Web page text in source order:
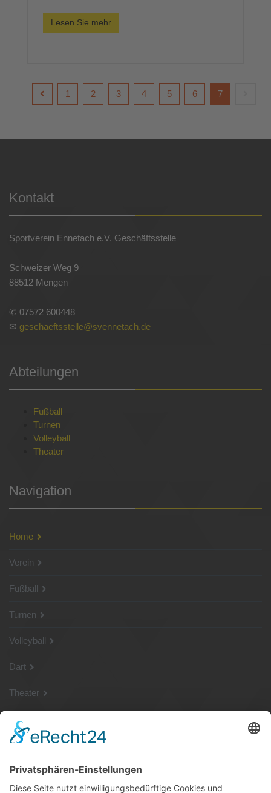
Lesen Sie mehr
1 2 3 4 5 6 7
Kontakt
Sportverein Ennetach e.V. Geschäftsstelle
Schweizer Weg 9
88512 Mengen
✆ 07572 600448
✉ geschaeftsstelle@svennetach.de
Abteilungen
Fußball
Turnen
Volleyball
Theater
Navigation
Home
Verein
Fußball
Turnen
Volleyball
Dart
Theater
SG Shop
Sponsoren
Kontakt